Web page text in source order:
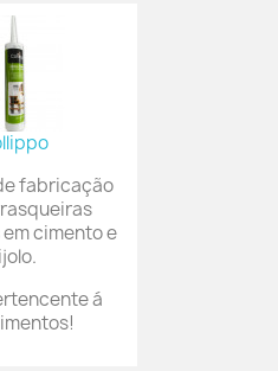
fabricação
cimento e
á